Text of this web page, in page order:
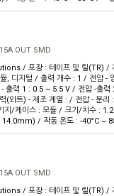
OUT SMD
/ 포장 : 테이프 및 릴(TR) /
, 디지털 / 출력 개수 : 1 / 전압 -
출력 1 : 0.5 ~ 5.5 V / 전압 -출
(와트) - 제조 계열 : / 전압 - 분
지/케이스 : 모듈 / 크기/치수 :
/ 작동 온도 : -40°C ~
OUT SMD
/ 포장 : 테이프 및 릴(TR) /